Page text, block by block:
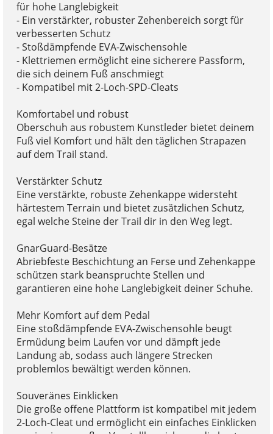
für hohe Langlebigkeit
- Ein verstärkter, robuster Zehenbereich sorgt für
verbesserten Schutz
- Stoßdämpfende EVA-Zwischensohle
- Klettriemen ermöglicht eine sicherere Passform,
die sich deinem Fuß anschmiegt
- Kompatibel mit 2-Loch-SPD-Cleats
Komfortabel und robust
Oberschuh aus robustem Kunstleder bietet deinem
Fuß viel Komfort und hält den täglichen Strapazen
auf dem Trail stand.
Verstärkter Schutz
Eine verstärkte, robuste Zehenkappe widersteht
härtestem Terrain und bietet zusätzlichen Schutz,
egal welche Steine der Trail dir in den Weg legt.
GnarGuard-Besätze
Abriebfeste Beschichtung an Ferse und Zehenkappe
schützen stark beanspruchte Stellen und
garantieren eine hohe Langlebigkeit deiner Schuhe.
Mehr Komfort auf dem Pedal
Eine stoßdämpfende EVA-Zwischensohle beugt
Ermüdung beim Laufen vor und dämpft jede
Landung ab, sodass auch längere Strecken
problemlos bewältigt werden können.
Souveränes Einklicken
Die große offene Plattform ist kompatibel mit jedem
2-Loch-Cleat und ermöglicht ein einfaches Einklicken